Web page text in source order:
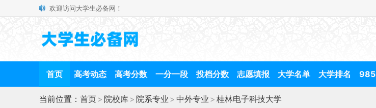
欢迎访问大学生必备网！
首页 高考动态 高考分数 一分一段 投档分数 志愿填报 大学名单 大学排名 985
当前位置： 首页> 院校库> 院系专业 > 中外专业 > 桂林电子科技大学